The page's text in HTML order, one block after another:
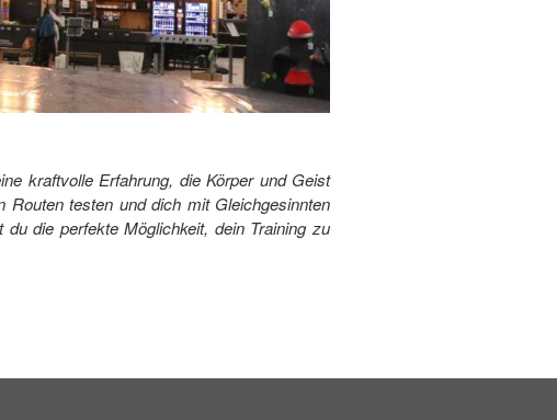
kraftvolle Erfahrung, die Körper und Geist
Routen testen und dich mit Gleichgesinnten
die perfekte Möglichkeit, dein Training zu